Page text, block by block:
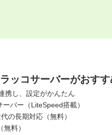
ラッコサーバーがおす
携し、設定がかんたん
バー（LiteSpeed搭載）
の長期対応（無料）
料）